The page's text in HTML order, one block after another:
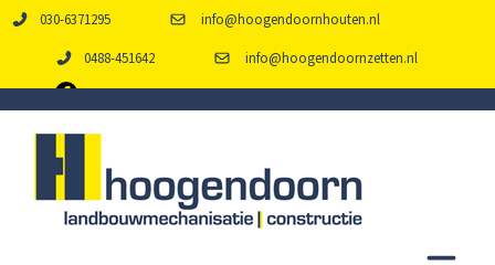
030-6371295 info@hoogendoornhouten.nl
0488-451642 info@hoogendoornzetten.nl